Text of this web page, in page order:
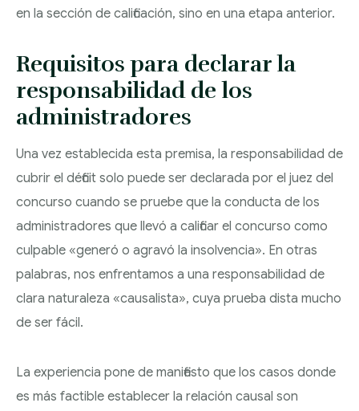
en la sección de calificación, sino en una etapa anterior.
Requisitos para declarar la
responsabilidad de los
administradores
Una vez establecida esta premisa, la responsabilidad de
cubrir el déficit solo puede ser declarada por el juez del
concurso cuando se pruebe que la conducta de los
administradores que llevó a calificar el concurso como
culpable «generó o agravó la insolvencia». En otras
palabras, nos enfrentamos a una responsabilidad de
clara naturaleza «causalista», cuya prueba dista mucho
de ser fácil.
La experiencia pone de manifiesto que los casos donde
es más factible establecer la relación causal son